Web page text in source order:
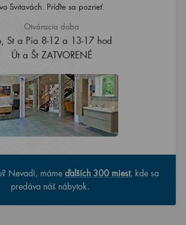
vo Svitavách. Príďte sa pozrieť.
Otváracia doba
St a Pia 8-12 a 13-17 hod
Út a Št ZATVORENÉ
Nevadí, máme ďalších 300 miest, kde sa
predáva náš nábytok.